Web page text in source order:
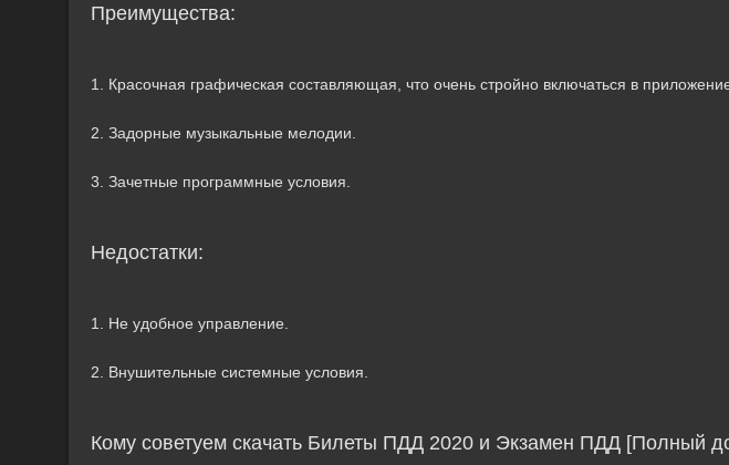
Преимущества:
1. Красочная графическая составляющая, что очень стройно включаться в
2. Задорные музыкальные мелодии.
3. Зачетные программные условия.
Недостатки:
1. Не удобное управление.
2. Внушительные системные условия.
Кому советуем скачать Билеты ПДД 2020 и Экзамен ПДД [Полный